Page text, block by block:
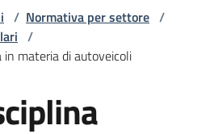
/ Normativa per settore /
/
materia di autoveicoli